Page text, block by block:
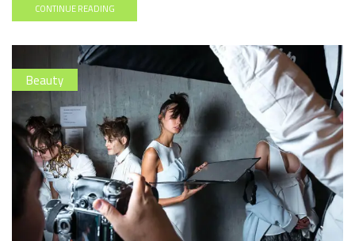
CONTINUE READING
Beauty